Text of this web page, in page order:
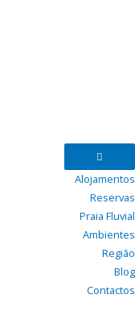
Alojamentos
Reservas
Praia Fluvial
Ambientes
Região
Blog
Contactos